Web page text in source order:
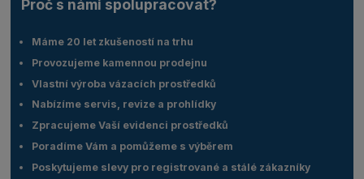
Proč s námi spolupracovat?
Máme 20 let zkušeností na trhu
Provozujeme kamennou prodejnu
Vlastní výroba vázacích prostředků
Nabízíme servis, revize a prohlídky
Zpracujeme Vaší evidenci prostředků
Poradíme Vám a pomůžeme s výběrem
Poskytujeme slevy pro registrované a stálé zákazníky